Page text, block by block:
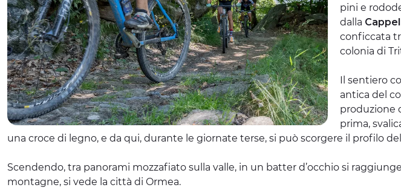
pini e
dalla
conficcata
colonia di
Il sentiero
antica del
produzione
prima,
una croce di legno, e da qui, durante le giornate terse, si può scorgere il profilo
Scendendo, tra panorami mozzafiato sulla valle, in un batter d’occhio si
montagne, si vede la città di Ormea.